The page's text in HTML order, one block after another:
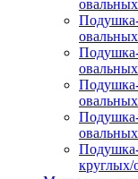
круглых/